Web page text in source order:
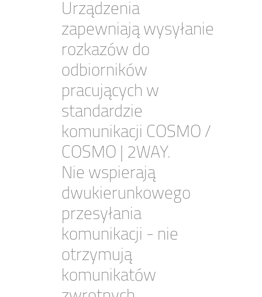
Urządzenia
zapewniają wysyłanie
rozkazów do
odbiorników
pracujących w
standardzie
komunikacji COSMO /
COSMO | 2WAY.
Nie wspierają
dwukierunkowego
przesyłania
komunikacji - nie
otrzymują
komunikatów